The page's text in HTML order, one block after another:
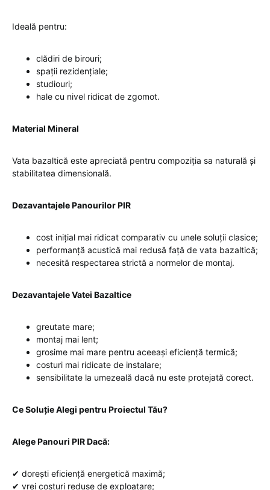
Ideală pentru:
clădiri de birouri;
spații rezidențiale;
studiouri;
hale cu nivel ridicat de zgomot.
Material Mineral
Vata bazaltică este apreciată pentru compoziția sa naturală și
stabilitatea dimensională.
Dezavantajele Panourilor PIR
cost inițial mai ridicat comparativ cu unele soluții clasice;
performanță acustică mai redusă față de vata bazaltică;
necesită respectarea strictă a normelor de montaj.
Dezavantajele Vatei Bazaltice
greutate mare;
montaj mai lent;
grosime mai mare pentru aceeași eficiență termică;
costuri mai ridicate de instalare;
sensibilitate la umezeală dacă nu este protejată corect.
Ce Soluție Alegi pentru Proiectul Tău?
Alege Panouri PIR Dacă:
✔ dorești eficiență energetică maximă;
✔ vrei costuri reduse de exploatare;